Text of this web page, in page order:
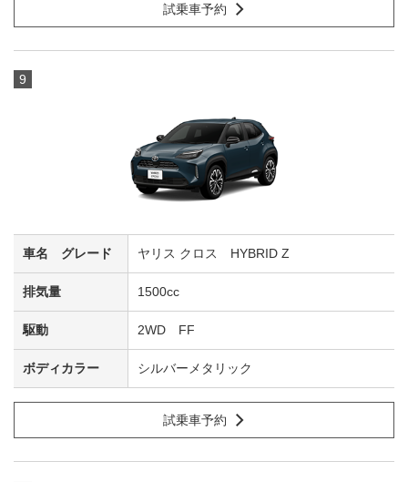
試乗車予約
9
ヤリス クロス HYBRID Z
1500cc
2WD FF
シルバーメタリック
試乗車予約